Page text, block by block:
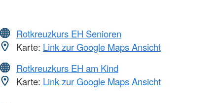
Rotkreuzkurs EH Senioren
Karte: Link zur Google Maps Ansicht
Rotkreuzkurs EH am Kind
Karte: Link zur Google Maps Ansicht